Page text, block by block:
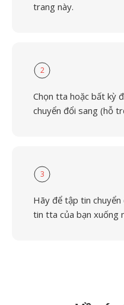
trang này.
2
Chọn tta hoặc bất kỳ
chuyển đổi sang (hỗ
3
Hãy để tập tin
tin tta của bạn xuống